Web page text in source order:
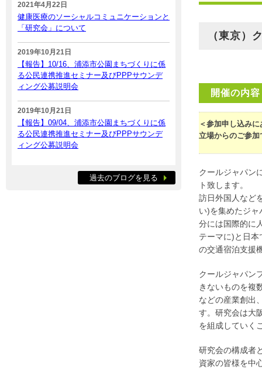
（東京）
開催の内容
＜参加申し込み
立場からのご参
クールジャパン
ト致します。
訪日外国人など
い)を集めたジ
分には国際的に
テーマに)と日
の交通宿泊支援
クールジャパン
きないものを複
などの産業創出
す。研究会は大
を組成していく
研究会の構成者
資家の皆様を中
2021年4月22日
健康医療のソーシャルコミュニケーションと
「研究会」について
2019年10月21日
【報告】10/16、浦添市公園まちづくりに係
る公民連携推進セミナー及びPPPサウンデ
ィング公募説明会
2019年10月21日
【報告】09/04、浦添市公園まちづくりに係
る公民連携推進セミナー及びPPPサウンデ
ィング公募説明会
過去のブログを見る